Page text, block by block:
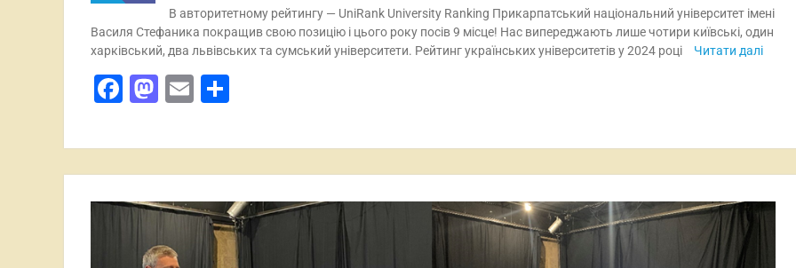
В авторитетному рейтингу — UniRank University Ranking Прикарпатський національний університет імені
Василя Стефаника покращив свою позицію і цього року посів 9 місце! Нас випереджають лише чотири київські, один
харківський, два львівських та сумський університети. Рейтинг українських університетів у 2024 році
Читати далі
Facebook
Mastodon
Email